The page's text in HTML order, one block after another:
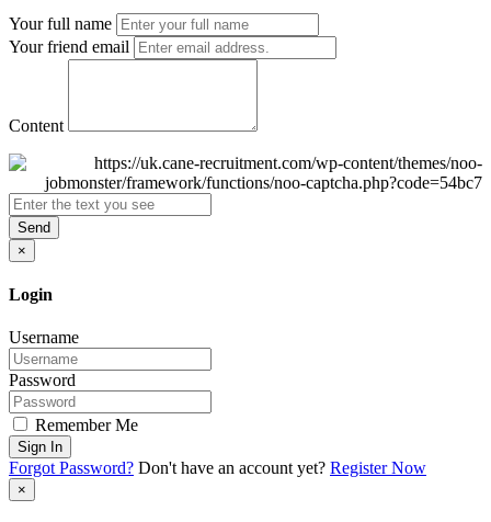
Your full name
Your friend email
Content
Send
×
Login
Username
Password
Remember Me
Sign In
Forgot Password? Don't have an account yet? Register Now
×